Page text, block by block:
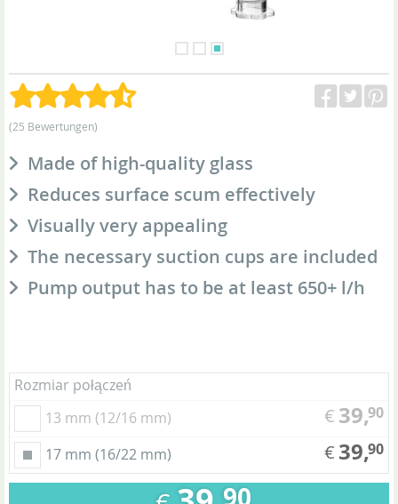
(25 Bewertungen)
Made of high-quality glass
Reduces surface scum effectively
Visually very appealing
The necessary suction cups are included
Pump output has to be at least 650+ l/h
Rozmiar połączeń
€ 39,90
13 mm (12/16 mm)
€ 39,90
17 mm (16/22 mm)